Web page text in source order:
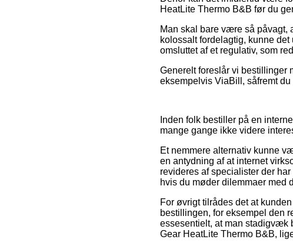
HeatLite Thermo B&B før du
Man skal bare være så påvagt,
kolossalt fordelagtig, kunne
omsluttet af et regulativ, som
Generelt foreslår vi bestillinger
eksempelvis ViaBill, såfremt
Inden folk bestiller på en
mange gange ikke videre
Et nemmere alternativ kunne
en antydning af at internet
revideres af specialister der
hvis du møder dilemmaer med
For øvrigt tilrådes det at
bestillingen, for eksempel den
essesentielt, at man stadigvæk
Gear HeatLite Thermo B&B,